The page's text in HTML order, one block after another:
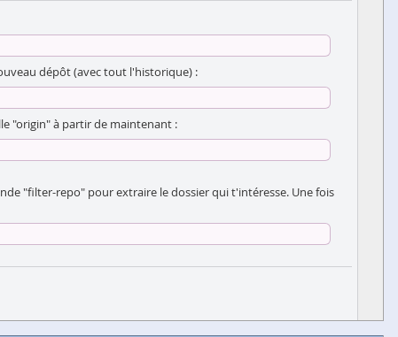
dépôt (avec tout l'historique) :
"origin" à partir de maintenant :
"filter-repo" pour extraire le dossier qui t'intéresse. Une fois